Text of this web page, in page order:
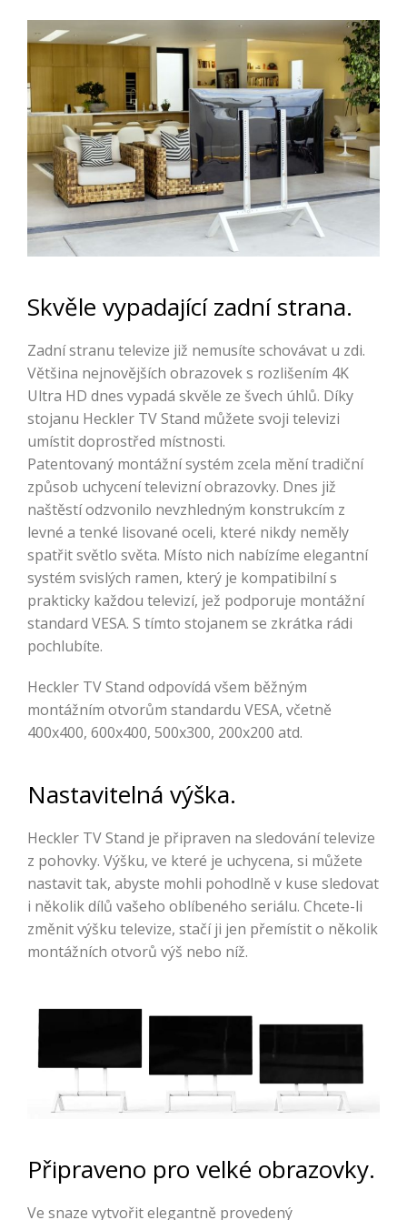
Skvěle vypadající zadní strana.
Zadní stranu televize již nemusíte schovávat u zdi.
Většina nejnovějších obrazovek s rozlišením 4K
Ultra HD dnes vypadá skvěle ze švech úhlů. Díky
stojanu Heckler TV Stand můžete svoji televizi
umístit doprostřed místnosti.
Patentovaný montážní systém zcela mění tradiční
způsob uchycení televizní obrazovky. Dnes již
naštěstí odzvonilo nevzhledným konstrukcím z
levné a tenké lisované oceli, které nikdy neměly
spatřit světlo světa. Místo nich nabízíme elegantní
systém svislých ramen, který je kompatibilní s
prakticky každou televizí, jež podporuje montážní
standard VESA. S tímto stojanem se zkrátka rádi
pochlubíte.
Heckler TV Stand odpovídá všem běžným
montážním otvorům standardu VESA, včetně
400x400, 600x400, 500x300, 200x200 atd.
Nastavitelná výška.
Heckler TV Stand je připraven na sledování televize
z pohovky. Výšku, ve které je uchycena, si můžete
nastavit tak, abyste mohli pohodlně v kuse sledovat
i několik dílů vašeho oblíbeného seriálu. Chcete-li
změnit výšku televize, stačí ji jen přemístit o několik
montážních otvorů výš nebo níž.
Připraveno pro velké obrazovky.
Ve snaze vytvořit elegantně provedený